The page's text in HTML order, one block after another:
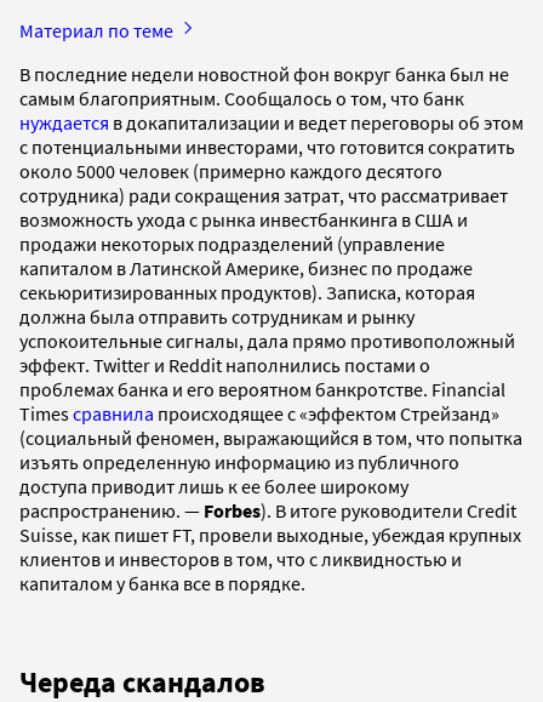
Материал по теме
В последние недели новостной фон вокруг банка был не
самым благоприятным. Сообщалось о том, что банк
нуждается в докапитализации и ведет переговоры об этом
с потенциальными инвесторами, что готовится сократить
около 5000 человек (примерно каждого десятого
сотрудника) ради сокращения затрат, что рассматривает
возможность ухода с рынка инвестбанкинга в США и
продажи некоторых подразделений (управление
капиталом в Латинской Америке, бизнес по продаже
секьюритизированных продуктов). Записка, которая
должна была отправить сотрудникам и рынку
успокоительные сигналы, дала прямо противоположный
эффект. Twitter и Reddit наполнились постами о
проблемах банка и его вероятном банкротстве. Financial
Timesсравнила происходящее с «эффектом Стрейзанд»
(социальный феномен, выражающийся в том, что попытка
изъять определенную информацию из публичного
доступа приводит лишь к ее более широкому
распространению. — Forbes). В итоге руководители Credit
Suisse, как пишет FT, провели выходные, убеждая крупных
клиентов и инвесторов в том, что с ликвидностью и
капиталом у банка все в порядке.
Череда скандалов